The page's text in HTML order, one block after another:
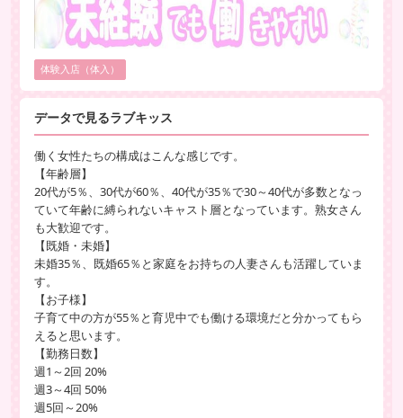
体験入店（体入）
データで見るラブキッス
働く女性たちの構成はこんな感じです。
【年齢層】
20代が5％、30代が60％、40代が35％で30～40代が多数となっ
ていて年齢に縛られないキャスト層となっています。熟女さん
も大歓迎です。
【既婚・未婚】
未婚35％、既婚65％と家庭をお持ちの人妻さんも活躍していま
す。
【お子様】
子育て中の方が55％と育児中でも働ける環境だと分かってもら
えると思います。
【勤務日数】
週1～2回 20%
週3～4回 50%
週5回～20%